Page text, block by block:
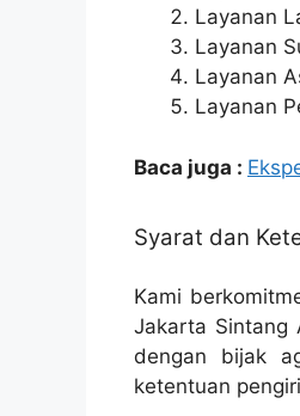
Layanan
Layanan
Layanan
Layanan
Baca juga :
Syarat dan
Kami
Jakarta Sintang
dengan bijak
ketentuan